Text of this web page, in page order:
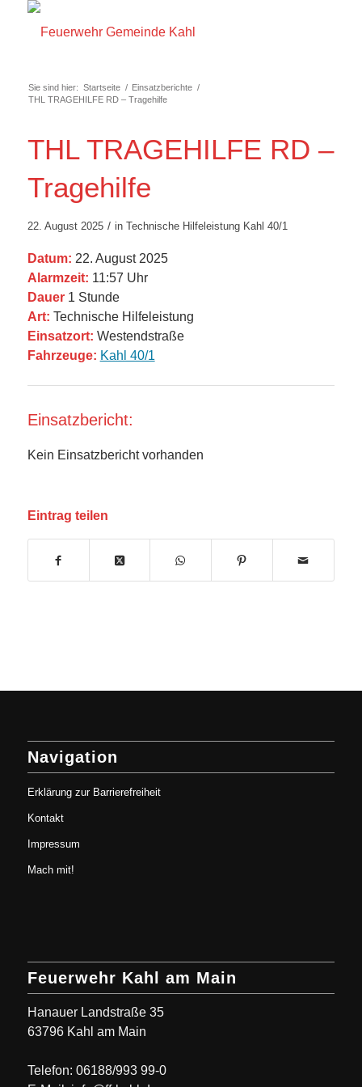
Sie sind hier: Startseite / Einsatzberichte /
THL TRAGEHILFE RD – Tragehilfe
THL TRAGEHILFE RD –
Tragehilfe
22. August 2025 / in Technische Hilfeleistung Kahl 40/1
Datum: 22. August 2025
Alarmzeit: 11:57 Uhr
Dauer1 Stunde
Art: Technische Hilfeleistung
Einsatzort: Westendstraße
Fahrzeuge: Kahl 40/1
Einsatzbericht:
Kein Einsatzbericht vorhanden
Eintrag teilen
Navigation
Erklärung zur Barrierefreiheit
Kontakt
Impressum
Mach mit!
Feuerwehr Kahl am Main
Hanauer Landstraße 35
63796 Kahl am Main
Telefon: 06188/993 99-0